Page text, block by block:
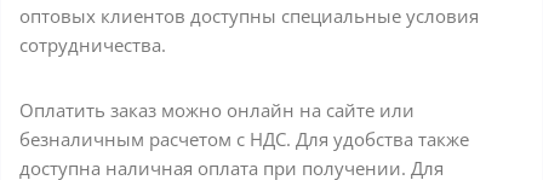
оптовых клиентов доступны специальные условия
сотрудничества.
Оплатить заказ можно онлайн на сайте или
безналичным расчетом с НДС. Для удобства также
доступна наличная оплата при получении. Для